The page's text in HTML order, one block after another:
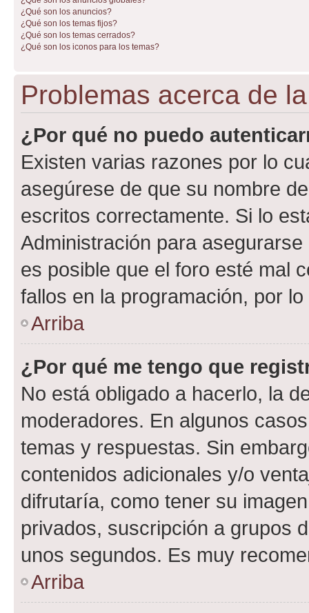
¿Qué son los anuncios?
¿Qué son los temas fijos?
¿Qué son los temas cerrados?
¿Qué son los iconos para los temas?
Problemas acerca de
¿Por qué no puedo
Existen varias razones por lo
asegúrese de que su nombre
escritos correctamente. Si lo
Administración para
es posible que el foro esté mal
fallos en la programación, por
Arriba
¿Por qué me tengo que
No está obligado a hacerlo, la
moderadores. En algunos
temas y respuestas. Sin
contenidos adicionales y/o
difrutaría, como tener su
privados, suscripción a grupos
unos segundos. Es muy
Arriba